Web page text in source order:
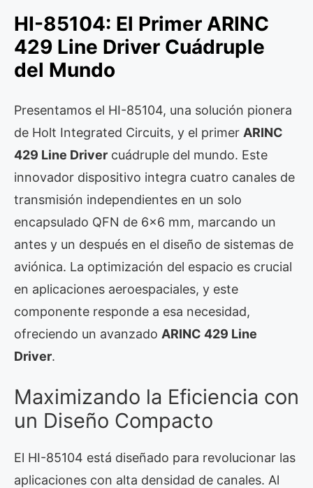
HI-85104: El Primer ARINC
429 Line Driver Cuádruple
del Mundo
Presentamos el HI-85104, una solución pionera
de Holt Integrated Circuits, y el primer ARINC
429 Line Driver cuádruple del mundo. Este
innovador dispositivo integra cuatro canales de
transmisión independientes en un solo
encapsulado QFN de 6×6 mm, marcando un
antes y un después en el diseño de sistemas de
aviónica. La optimización del espacio es crucial
en aplicaciones aeroespaciales, y este
componente responde a esa necesidad,
ofreciendo un avanzado ARINC 429 Line
Driver.
Maximizando la Eficiencia con
un Diseño Compacto
El HI-85104 está diseñado para revolucionar las
aplicaciones con alta densidad de canales. Al